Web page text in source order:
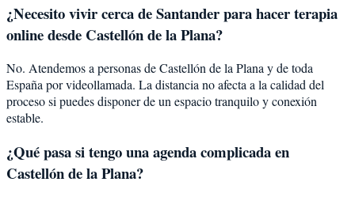
¿Necesito vivir cerca de Santander para hacer terapia
online desde Castellón de la Plana?
No. Atendemos a personas de Castellón de la Plana y de toda
España por videollamada. La distancia no afecta a la calidad del
proceso si puedes disponer de un espacio tranquilo y conexión
estable.
¿Qué pasa si tengo una agenda complicada en
Castellón de la Plana?